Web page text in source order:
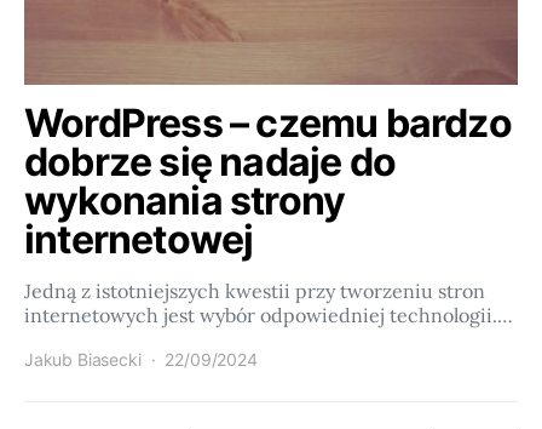
WordPress – czemu bardzo
dobrze się nadaje do
wykonania strony
internetowej
Jedną z istotniejszych kwestii przy tworzeniu stron
internetowych jest wybór odpowiedniej technologii.…
Jakub Biasecki 22/09/2024